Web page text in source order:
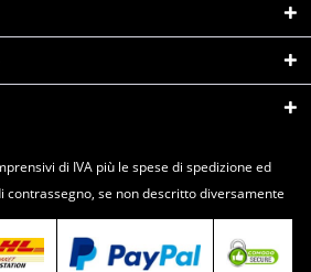
di IVA più le spese di spedizione ed
contrassegno, se non descritto diversamente